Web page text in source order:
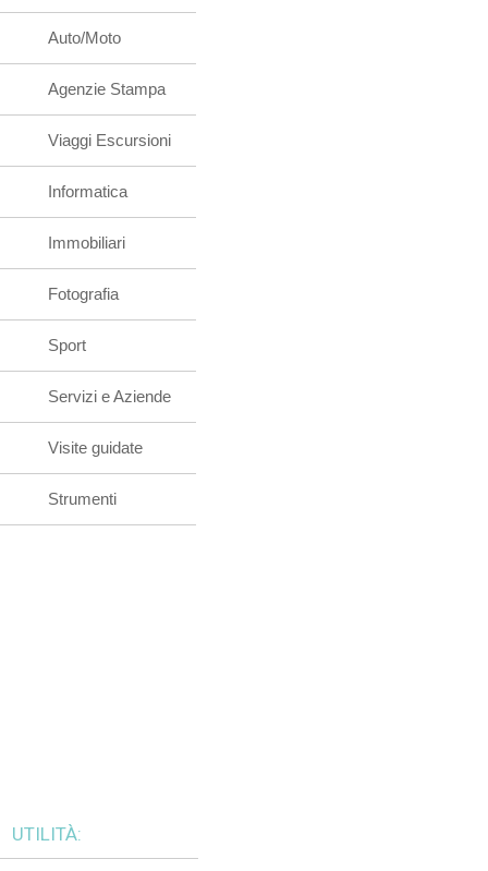
Auto/Moto
Agenzie Stampa
Viaggi Escursioni
Informatica
Immobiliari
Fotografia
Sport
Servizi e Aziende
Visite guidate
Strumenti
UTILITÀ: